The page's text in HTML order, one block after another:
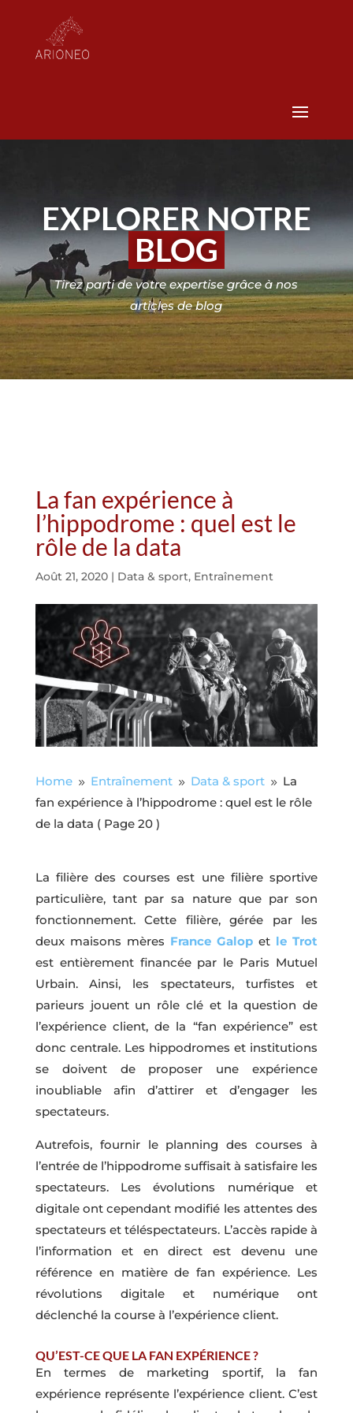
EXPLORER NOTRE
BLOG
Tirez parti de votre expertise grâce à nos
articles de blog
La fan expérience à
l’hippodrome : quel est le
rôle de la data
Août 21, 2020| Data & sport, Entraînement
Home 9 Entraînement 9 Data & sport 9 La
fan expérience à l’hippodrome : quel est le rôle
de la data ( Page 20 )
La filière des courses est une filière sportive
particulière, tant par sa nature que par son
fonctionnement. Cette filière, gérée par les
deux maisons mères France Galop et le Trot
est entièrement financée par le Paris Mutuel
Urbain. Ainsi, les spectateurs, turfistes et
parieurs jouent un rôle clé et la question de
l’expérience client, de la “fan expérience” est
donc centrale. Les hippodromes et institutions
se doivent de proposer une expérience
inoubliable afin d’attirer et d’engager les
spectateurs.
Autrefois, fournir le planning des courses à
l’entrée de l’hippodrome suffisait à satisfaire les
spectateurs. Les évolutions numérique et
digitale ont cependant modifié les attentes des
spectateurs et téléspectateurs. L’accès rapide à
l’information et en direct est devenu une
référence en matière de fan expérience. Les
révolutions digitale et numérique ont
déclenché la course à l’expérience client.
QU’EST-CE QUE LA FAN EXPÉRIENCE ?
En termes de marketing sportif, la fan
expérience représente l’expérience client. C’est